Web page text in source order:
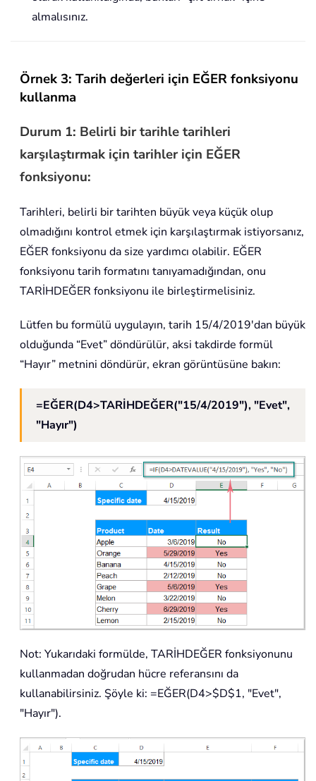
almalısınız.
Örnek 3: Tarih değerleri için EĞER fonksiyonu
kullanma
Durum 1: Belirli bir tarihle tarihleri
karşılaştırmak için tarihler için EĞER
fonksiyonu:
Tarihleri, belirli bir tarihten büyük veya küçük olup
olmadığını kontrol etmek için karşılaştırmak istiyorsanız,
EĞER fonksiyonu da size yardımcı olabilir. EĞER
fonksiyonu tarih formatını tanıyamadığından, onu
TARİHDEĞER fonksiyonu ile birleştirmelisiniz.
Lütfen bu formülü uygulayın, tarih 15/4/2019'dan büyük
olduğunda “Evet” döndürülür, aksi takdirde formül
“Hayır” metnini döndürür, ekran görüntüsüne bakın:
=EĞER(D4>TARİHDEĞER("15/4/2019"), "Evet",
"Hayır")
Not: Yukarıdaki formülde, TARİHDEĞER fonksiyonunu
kullanmadan doğrudan hücre referansını da
kullanabilirsiniz. Şöyle ki: =EĞER(D4>$D$1, "Evet",
"Hayır").